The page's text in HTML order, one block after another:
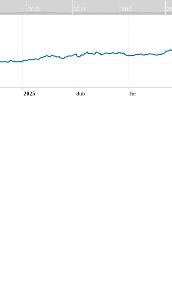
2012 2014 2016
2025 dub čer